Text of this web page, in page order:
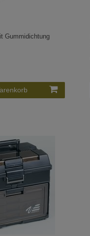
Gummidichtung